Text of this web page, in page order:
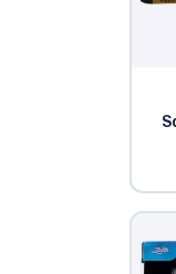
Zoradiť
Zoradiť
Zoradiť
Zoradiť